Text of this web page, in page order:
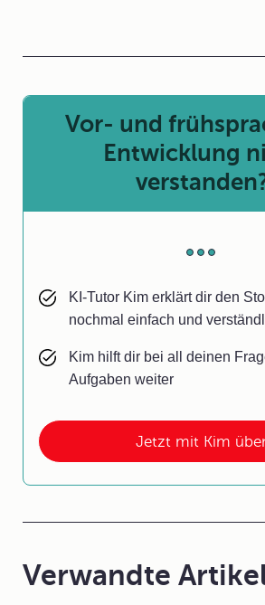
Jetzt mit Kim
Vor- und
Entwicklung
KI-Tutor Kim erklärt dir den
nochmal einfach und
Kim hilft dir bei all deinen
Aufgaben weiter
Verwandte